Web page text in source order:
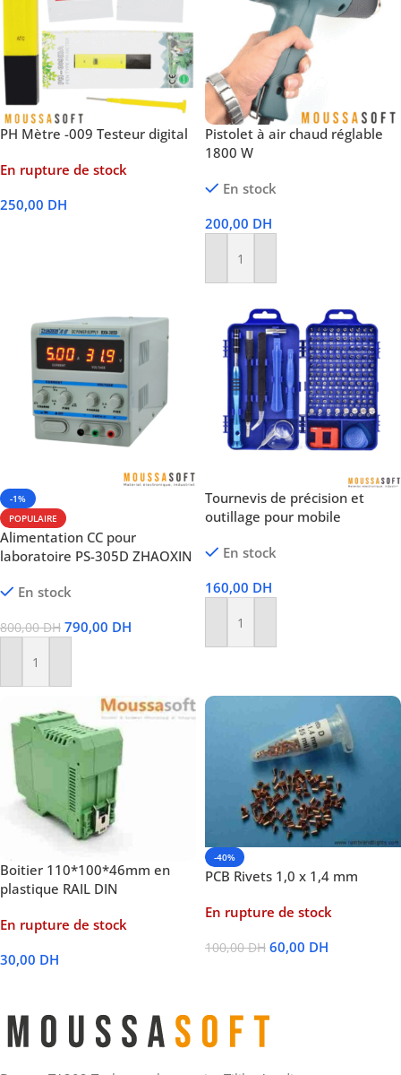
PH Mètre -009 Testeur digital
En rupture de stock
250,00 DH
Pistolet à air chaud réglable
1800 W
En stock
200,00 DH
Ajouter Au Panier
-1%
POPULAIRE
Alimentation CC pour
laboratoire PS-305D ZHAOXIN
En stock
800,00DH 790,00 DH
Ajouter Au Panier
Tournevis de précision et
outillage pour mobile
En stock
160,00 DH
Ajouter Au Panier
Boitier 110*100*46mm en
plastique RAIL DIN
En rupture de stock
30,00 DH
-40%
PCB Rivets 1,0 x 1,4 mm
En rupture de stock
100,00DH 60,00 DH